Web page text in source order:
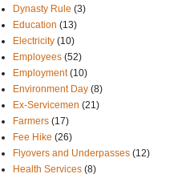
Dynasty Rule (3)
Education (13)
Electricity (10)
Employees (52)
Employment (10)
Environment Day (8)
Ex-Servicemen (21)
Farmers (17)
Fee Hike (26)
Flyovers and Underpasses (12)
Health Services (8)